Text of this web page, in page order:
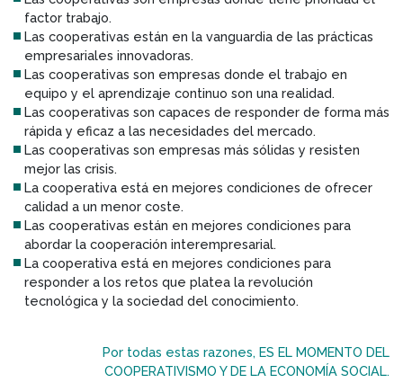
factor trabajo.
Las cooperativas están en la vanguardia de las prácticas
empresariales innovadoras.
Las cooperativas son empresas donde el trabajo en
equipo y el aprendizaje continuo son una realidad.
Las cooperativas son capaces de responder de forma más
rápida y eficaz a las necesidades del mercado.
Las cooperativas son empresas más sólidas y resisten
mejor las crisis.
La cooperativa está en mejores condiciones de ofrecer
calidad a un menor coste.
Las cooperativas están en mejores condiciones para
abordar la cooperación interempresarial.
La cooperativa está en mejores condiciones para
responder a los retos que platea la revolución
tecnológica y la sociedad del conocimiento.
Por todas estas razones, ES EL MOMENTO DEL
COOPERATIVISMO Y DE LA ECONOMÍA SOCIAL.